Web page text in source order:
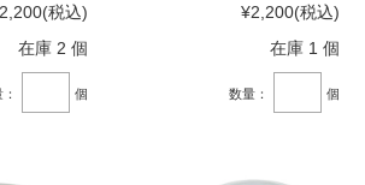
(税込)
在庫 2 個
個
¥2,200(税込)
在庫 1 個
数量： 個